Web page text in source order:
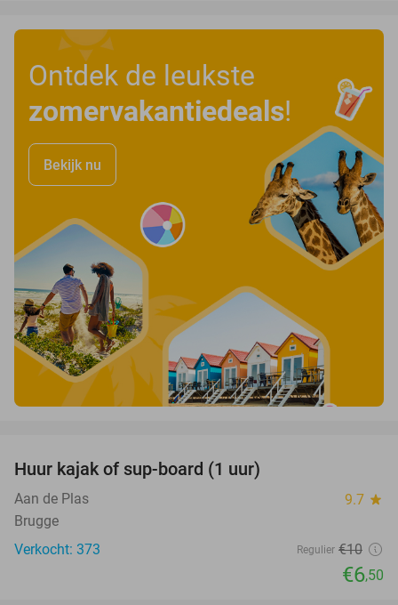
Ontdek de leukste
zomervakantiedeals!
Bekijk nu
Huur kajak of sup-board (1 uur)
Aan de Plas 9.7 star
Brugge
Verkocht: 373
Regulier €10
€6,50